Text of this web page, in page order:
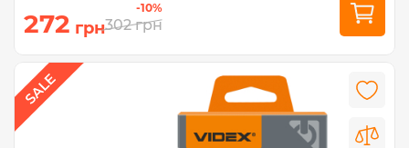
272 грн
-10%
302 грн